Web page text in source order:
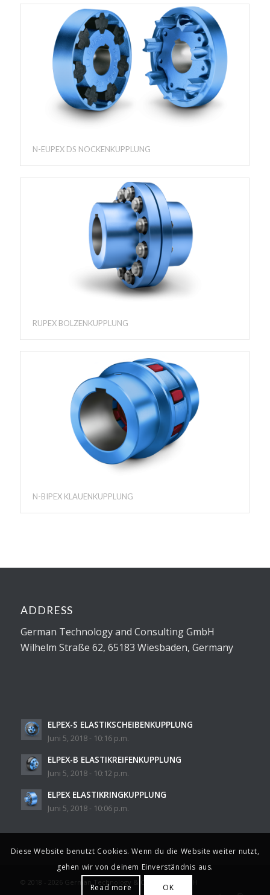
N-EUPEX DS NOCKENKUPPLUNG
RUPEX BOLZENKUPPLUNG
N-BIPEX KLAUENKUPPLUNG
ADDRESS
German Technology and Consulting GmbH
Wilhelm Straße 62, 65183 Wiesbaden, Germany
ELPEX-S ELASTIKSCHEIBENKUPPLUNG
Juni 5, 2018 - 10:16 p.m.
ELPEX-B ELASTIKREIFENKUPPLUNG
Juni 5, 2018 - 10:12 p.m.
ELPEX ELASTIKRINGKUPPLUNG
Juni 5, 2018 - 10:06 p.m.
© 2018 - 2026 German Technology & Consulting GmbH
Diese Website benutzt Cookies. Wenn du die Website weiter nutzt,
gehen wir von deinem Einverständnis aus.
Read more OK